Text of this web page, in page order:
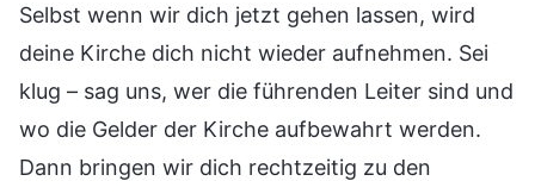
Selbst wenn wir dich jetzt gehen lassen, wird
deine Kirche dich nicht wieder aufnehmen. Sei
klug – sag uns, wer die führenden Leiter sind und
wo die Gelder der Kirche aufbewahrt werden.
Dann bringen wir dich rechtzeitig zu den